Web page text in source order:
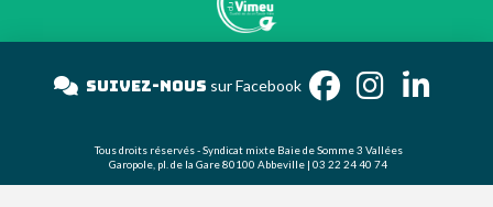
Suivez-nous sur Facebook
Tous droits réservés - Syndicat mixte Baie de Somme 3 Vallées
Garopole, pl. de la Gare 80100 Abbeville | 03 22 24 40 74